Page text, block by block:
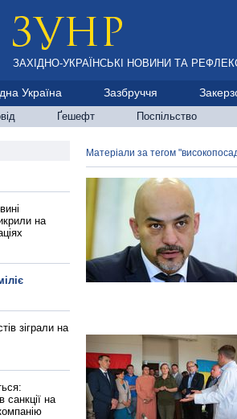
ЗАХІДНО-УКРАЇНСЬКІ НОВИНИ ТА
Україна Зазбруччя
Ґешефт Поспільство
на
зіграли на
санкції на
Матеріали за тегом